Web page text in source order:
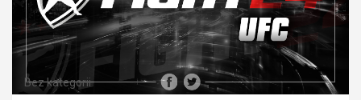
Bez kategorii